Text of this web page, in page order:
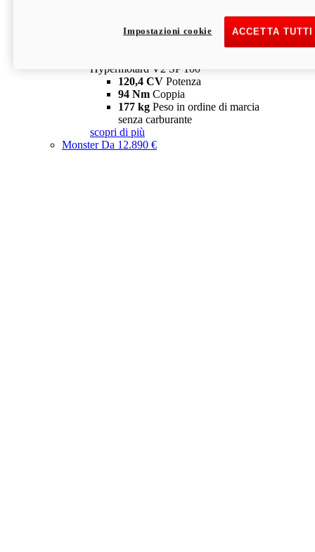
Depotenziata 35 kW: 18.890 € i
configura scopri di più
Hypermotard V2 SP 100
120,4 CV Potenza
94 Nm Coppia
177 kg Peso in ordine di marcia
senza carburante
scopri di più
MonsterDa 12.890 €
ACCETTA
Impostazioni cookie